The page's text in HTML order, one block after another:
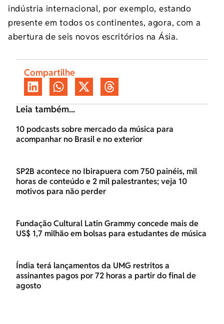
indústria internacional, por exemplo, estando
presente em todos os continentes, agora, com a
abertura de seis novos escritórios na Ásia.
Compartilhe
Leia também...
10 podcasts sobre mercado da música para
acompanhar no Brasil e no exterior
SP2B acontece no Ibirapuera com 750 painéis, mil
horas de conteúdo e 2 mil palestrantes; veja 10
motivos para não perder
Fundação Cultural Latin Grammy concede mais de
US$ 1,7 milhão em bolsas para estudantes de música
Índia terá lançamentos da UMG restritos a
assinantes pagos por 72 horas a partir do final de
agosto